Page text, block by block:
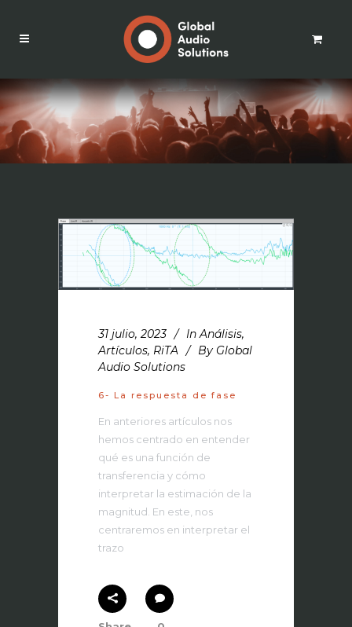
31 julio, 2023 In Análisis,
Artículos, RiTA By Global
Audio Solutions
6- La respuesta de fase
En anteriores artículos nos
hemos centrado en entender
qué es una función de
transferencia y cómo
interpretar la estimación de la
magnitud. En este, nos
centraremos en interpretar el
trazo